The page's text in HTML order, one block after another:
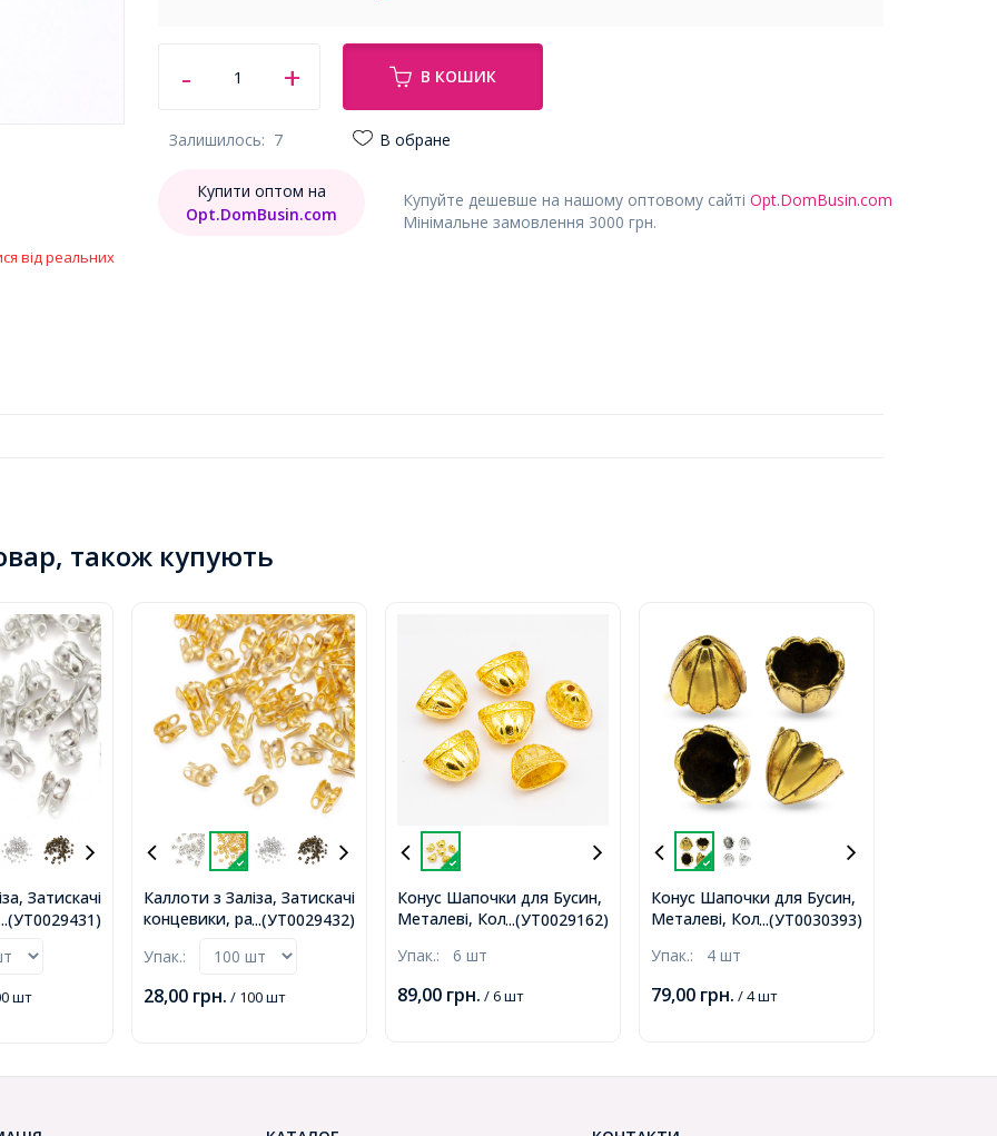
від реальних
В КОШИК
Залишилось: 7 В обране
Купуйте дешевше на нашому оптовому сайті Opt.DomBusin.com
Мінімальне замовлення 3000 грн.
Купити оптом на
Opt.DomBusin.com
також купують
Затискачі
шт
...(УТ0029432)
Каллоти з Заліза, Затискачі
концевики, раковина,
1мм, Діаметр всередині
Упак.:
28,00 грн. / 100 шт
...(УТ0029162)
Конус Шапочки для Бусин,
Металеві, Колір: Золото,
2.5мм, (УТ0029162)
Упак.: 6 шт
89,00 грн. / 6 шт
...(УТ0030393)
Конус Шапочки для Бусин,
Металеві, Колір: Античне
Отвір 2мм, (УТ0030393)
Упак.: 4 шт
79,00 грн. / 4 шт